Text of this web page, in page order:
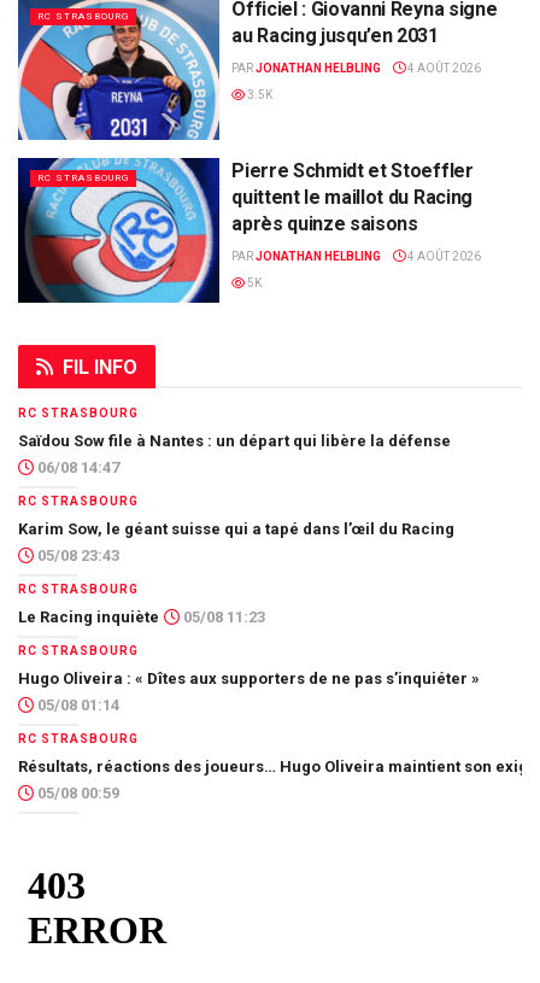
RC STRASBOURG
Officiel : Giovanni Reyna signe
au Racing jusqu’en 2031
PARJONATHAN HELBLING
4 AOÛT 2026
3.5K
RC STRASBOURG
Pierre Schmidt et Stoeffler
quittent le maillot du Racing
après quinze saisons
PARJONATHAN HELBLING
4 AOÛT 2026
5K
FIL INFO
RC STRASBOURG
Saïdou Sow file à Nantes : un départ qui libère la défense
06/08 14:47
RC STRASBOURG
Karim Sow, le géant suisse qui a tapé dans l’œil du Racing
05/08 23:43
RC STRASBOURG
Le Racing inquiète 05/08 11:23
RC STRASBOURG
Hugo Oliveira : « Dîtes aux supporters de ne pas s’inquiéter »
05/08 01:14
RC STRASBOURG
Résultats, réactions des joueurs… Hugo Oliveira maintient son
05/08 00:59